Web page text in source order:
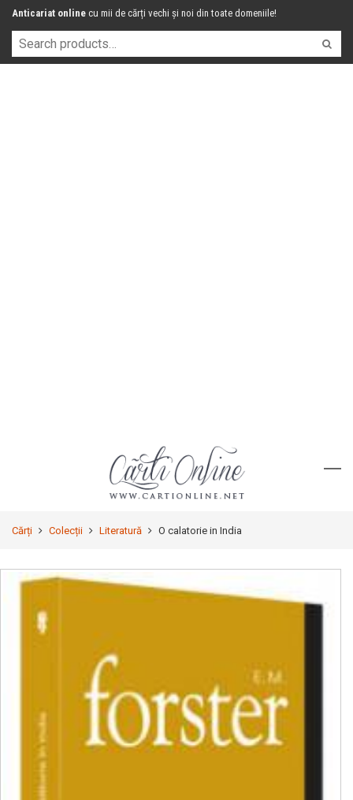
Anticariat online cu mii de cărți vechi și noi din toate domeniile!
Cărți Colecții Literatură O calatorie in India